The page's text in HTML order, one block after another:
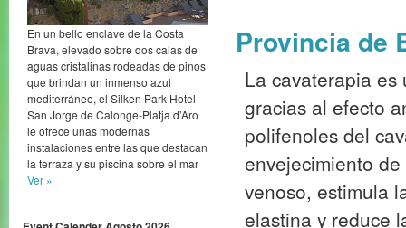
En un bello enclave de la Costa
Brava, elevado sobre dos calas de
aguas cristalinas rodeadas de pinos
que brindan un inmenso azul
mediterráneo, el Silken Park Hotel
San Jorge de Calonge-Platja d’Aro
le ofrece unas modernas
instalaciones entre las que destacan
la terraza y su piscina sobre el mar
Ver »
Provincia de
La cavaterapia es
gracias al efecto
polifenoles del
envejecimiento
venoso, estimula
elastina y reduce